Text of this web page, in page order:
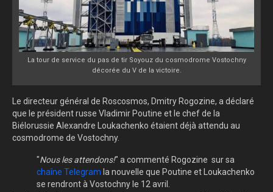
La tour de service du pas de tir Soyouz du cosmodrome Vostochny
décorée du V de la victoire.
Le directeur général de Roscosmos, Dmitry Rogozine, a déclaré
que le président russe Vladimir Poutine et le chef de la
Biélorussie Alexandre Loukachenko étaient déjà attendu au
cosmodrome de Vostochny.
"Nous les attendons!" a commenté Rogozine sur sa
chaîne Telegram la nouvelle que Poutine et Loukachenko
se rendront à Vostochny le 12 avril.